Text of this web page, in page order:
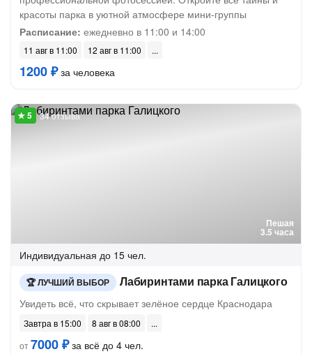
красоты парка в уютной атмосфере мини-группы
Расписание: ежедневно в 11:00 и 14:00
11 авг в 11:00 12 авг в 11:00
1200 ₽за человека
Пешая
3.5 часа
34 отзыва
Индивидуальная до 15 чел.
ЛУЧШИЙ ВЫБОР Лабиринтами парка Галицкого
Увидеть всё, что скрывает зелёное сердце Краснодара
Завтра в 15:00
8 авг в 08:00
от7000 ₽за всё до 4 чел.